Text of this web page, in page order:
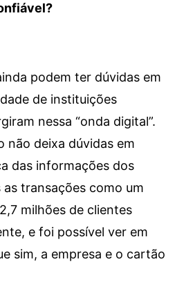
podem ter dúvidas em
de instituições
nessa “onda digital”.
não deixa dúvidas em
das informações dos
transações como um
milhões de clientes
e foi possível ver em
sim, a empresa e o cartão